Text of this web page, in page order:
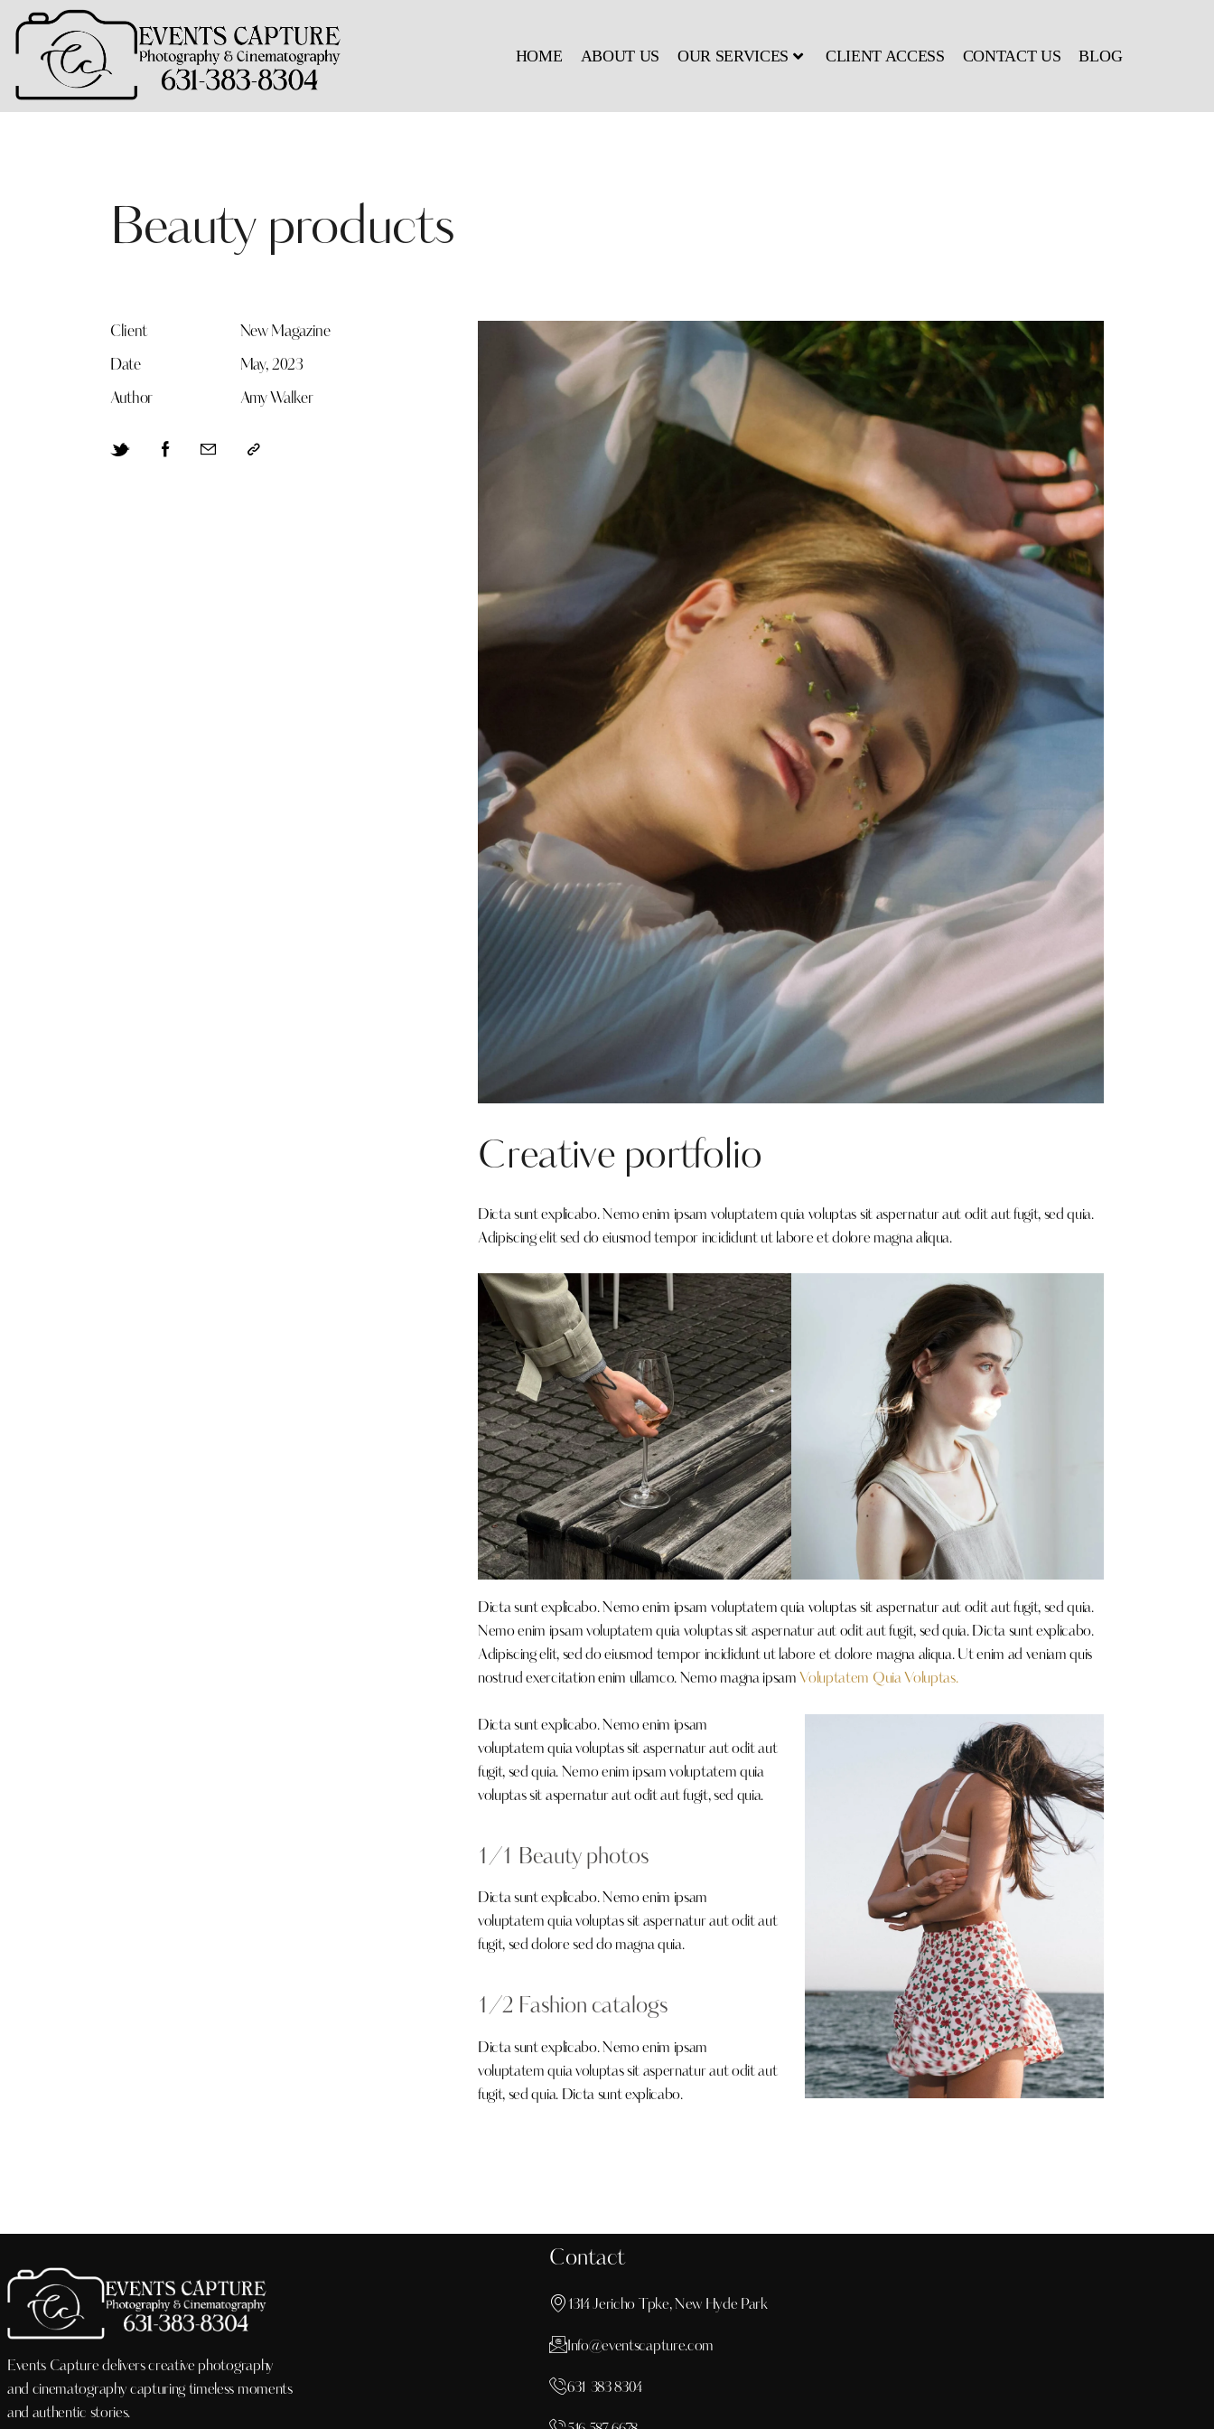
HOME ABOUT US OUR SERVICES CLIENT ACCESS CONTACT US BLOG
Beauty products
Client New Magazine
Date May, 2023
Author Amy Walker
Creative portfolio
Dicta sunt explicabo. Nemo enim ipsam voluptatem quia voluptas sit aspernatur aut odit aut fugit, sed quia.
Adipiscing elit sed do eiusmod tempor incididunt ut labore et dolore magna aliqua.
Dicta sunt explicabo. Nemo enim ipsam voluptatem quia voluptas sit aspernatur aut odit aut fugit, sed quia.
Nemo enim ipsam voluptatem quia voluptas sit aspernatur aut odit aut fugit, sed quia. Dicta sunt explicabo.
Adipiscing elit, sed do eiusmod tempor incididunt ut labore et dolore magna aliqua. Ut enim ad veniam quis
nostrud exercitation enim ullamco. Nemo magna ipsam Voluptatem Quia Voluptas.
Dicta sunt explicabo. Nemo enim ipsam
voluptatem quia voluptas sit aspernatur aut odit aut
fugit, sed quia. Nemo enim ipsam voluptatem quia
voluptas sit aspernatur aut odit aut fugit, sed quia.
1/1 Beauty photos
Dicta sunt explicabo. Nemo enim ipsam
voluptatem quia voluptas sit aspernatur aut odit aut
fugit, sed dolore sed do magna quia.
1/2 Fashion catalogs
Dicta sunt explicabo. Nemo enim ipsam
voluptatem quia voluptas sit aspernatur aut odit aut
fugit, sed quia. Dicta sunt explicabo.
Events Capture delivers creative photography
and cinematography capturing timeless moments
and authentic stories.
Contact
1314 Jericho Tpke, New Hyde Park
Info@eventscapture.com
631 383 8304